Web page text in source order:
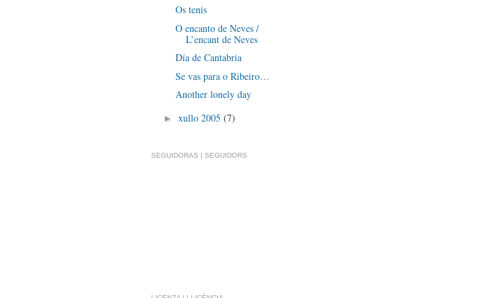
Os tenis
O encanto de Neves /
L’encant de Neves
Día de Cantabria
Se vas para o Ribeiro…
Another lonely day
► xullo 2005 (7)
SEGUIDORAS | SEGUIDORS